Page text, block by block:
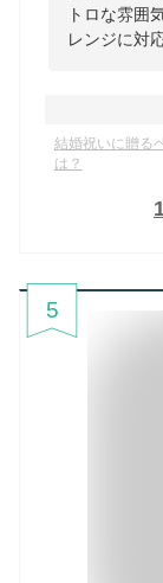
トロな雰囲
レンジに対
結婚祝いに贈る
は？
5